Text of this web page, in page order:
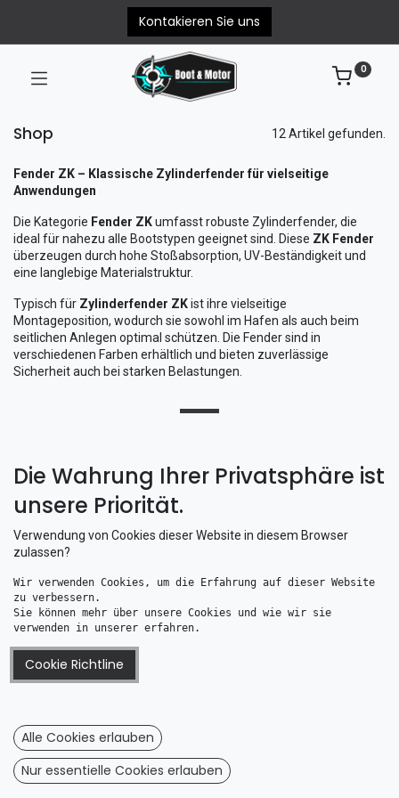
Kontakieren Sie uns
0
Shop 12 Artikel gefunden.
Fender ZK – Klassische Zylinderfender für vielseitige
Anwendungen
Die Kategorie Fender ZKumfasst robuste Zylinderfender, die
ideal für nahezu alle Bootstypen geeignet sind. Diese ZK Fender
überzeugen durch hohe Stoßabsorption, UV-Beständigkeit und
eine langlebige Materialstruktur.
Typisch für Zylinderfender ZKist ihre vielseitige
Montageposition, wodurch sie sowohl im Hafen als auch beim
seitlichen Anlegen optimal schützen. Die Fender sind in
verschiedenen Farben erhältlich und bieten zuverlässige
Sicherheit auch bei starken Belastungen.
Talamex Fender ZK 6 weiß Ø 30 x 90 cm
72,91 €
Talamex Fender ZK 6 blau Ø 30 x 90 cm
72,91 €
Talamex Fender ZK 5 blau Ø 25 x 80 cm
Die Wahrung Ihrer Privatsphäre ist
unsere Priorität.
Verwendung von Cookies dieser Website in diesem Browser
zulassen?
Wir verwenden Cookies, um die Erfahrung auf dieser Website
zu verbessern.
Sie können mehr über unsere Cookies und wie wir sie
verwenden in unserer erfahren.
Cookie Richtline
Alle Cookies erlauben
Nur essentielle Cookies erlauben